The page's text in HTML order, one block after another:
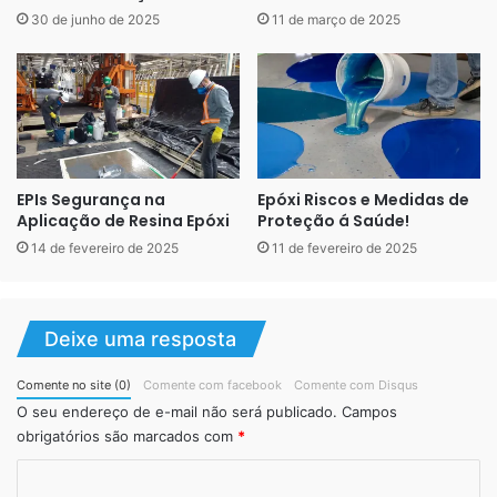
LiquidPiso Gesso -3d
* O modelo canjiquinha muito inspirado no modelo de
pedras decorativas é muito utilizado para decorar painéis;
Gesso 3d modelo canjiquinha
30 de junho de 2025 11 de março de 2025
EPIs Segurança na
Aplicação de Resina Epóxi
14 de fevereiro de 2025
Epóxi Riscos e Medidas de
Proteção á Saúde!
11 de fevereiro de 2025
Deixe uma resposta
Comente no site (0) Comente com facebook Comente com Disqus
O seu endereço de e-mail não será publicado. Campos
obrigatórios são marcados com *